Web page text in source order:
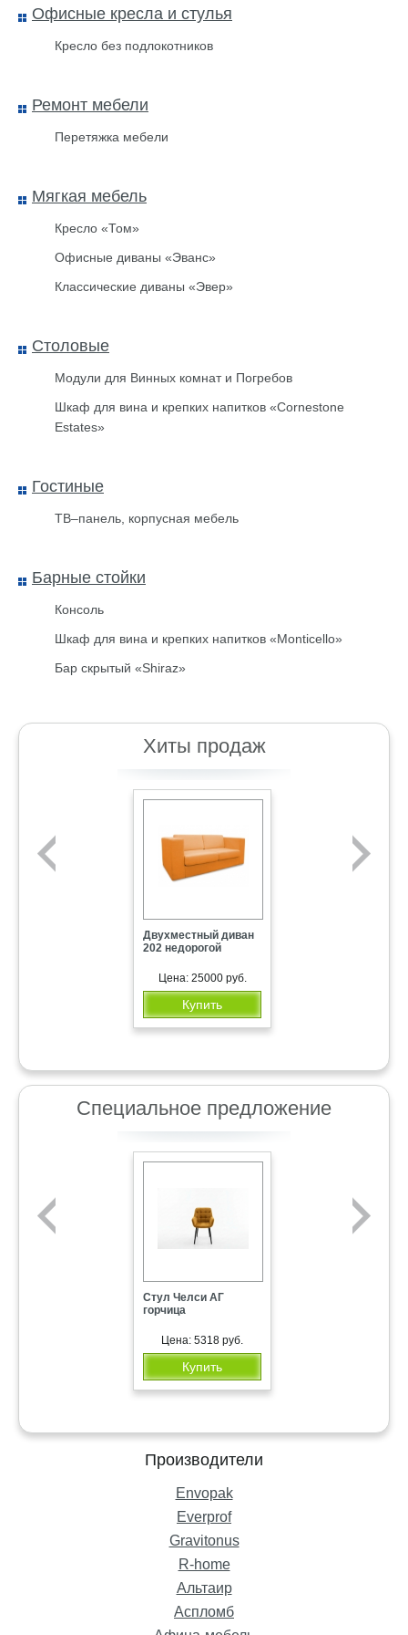
Ключница НКЛС-40 со
Проволока Спираль (0,7Мм,
Проволока-скрутка
Курьер-пакет 438х575+50/8
Офисные кресла и стулья
Кресло без подлокотников
Ремонт мебели
Перетяжка мебели
Мягкая мебель
Кресло «Том»
Офисные диваны «Эванс»
Классические диваны «Эвер»
Столовые
Модули для Винных комнат и Погребов
Шкаф для вина и крепких напитков «Cornestone
Estates»
Гостиные
ТВ–панель, корпусная мебель
Барные стойки
Консоль
Шкаф для вина и крепких напитков «Monticello»
Бар скрытый «Shiraz»
Хиты продаж
Двухместный диван
202 недорогой
Цена: 25000 руб.
Купить
подлокотников
Цена: 7000 руб.
Купить
Специальное предложение
Стул Челси АГ
горчица
Цена: 5318 руб.
Купить
Производители
Envopak
Everprof
Gravitonus
R-home
Альтаир
Аспломб